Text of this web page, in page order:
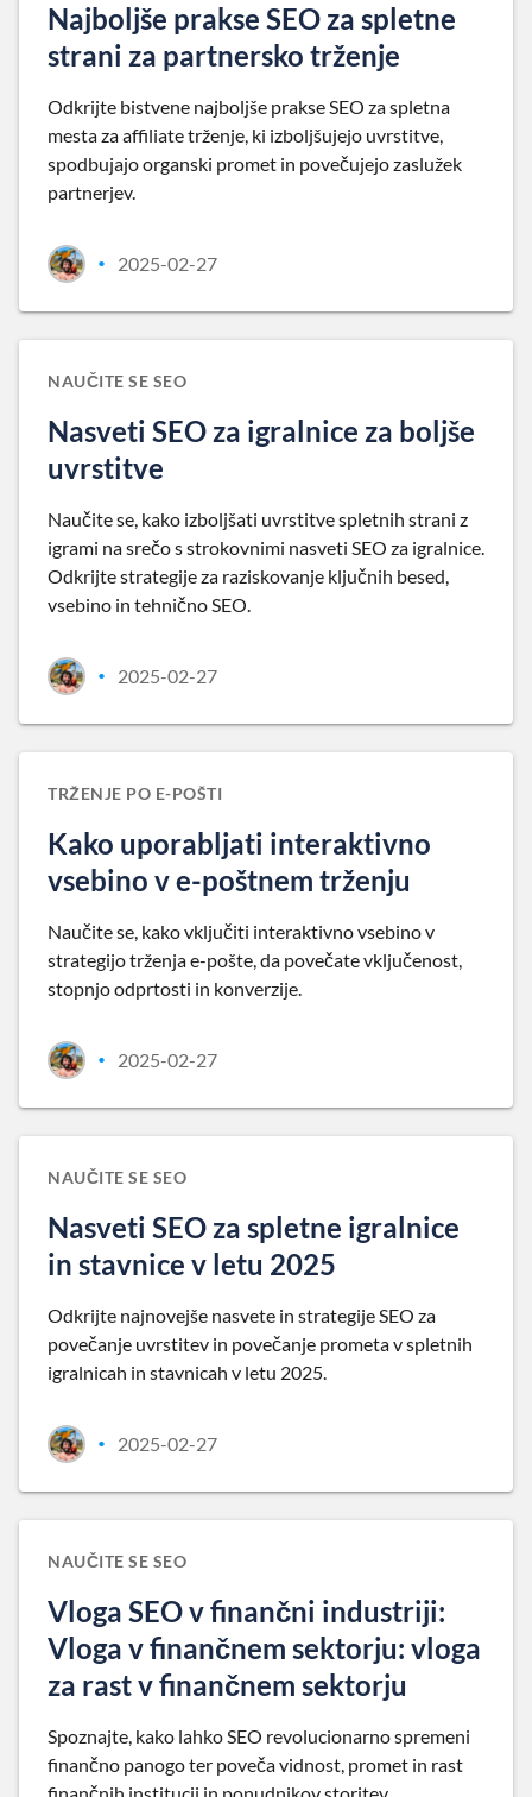
Najboljše prakse SEO za spletne
strani za partnersko trženje
Odkrijte bistvene najboljše prakse SEO za spletna
mesta za affiliate trženje, ki izboljšujejo uvrstitve,
spodbujajo organski promet in povečujejo zaslužek
partnerjev.
• 2025-02-27
NAUČITE SE SEO
Nasveti SEO za igralnice za boljše
uvrstitve
Naučite se, kako izboljšati uvrstitve spletnih strani z
igrami na srečo s strokovnimi nasveti SEO za igralnice.
Odkrijte strategije za raziskovanje ključnih besed,
vsebino in tehnično SEO.
• 2025-02-27
TRŽENJE PO E-POŠTI
Kako uporabljati interaktivno
vsebino v e-poštnem trženju
Naučite se, kako vključiti interaktivno vsebino v
strategijo trženja e-pošte, da povečate vključenost,
stopnjo odprtosti in konverzije.
• 2025-02-27
NAUČITE SE SEO
Nasveti SEO za spletne igralnice
in stavnice v letu 2025
Odkrijte najnovejše nasvete in strategije SEO za
povečanje uvrstitev in povečanje prometa v spletnih
igralnicah in stavnicah v letu 2025.
• 2025-02-27
NAUČITE SE SEO
Vloga SEO v finančni industriji:
Vloga v finančnem sektorju: vloga
za rast v finančnem sektorju
Spoznajte, kako lahko SEO revolucionarno spremeni
finančno panogo ter poveča vidnost, promet in rast